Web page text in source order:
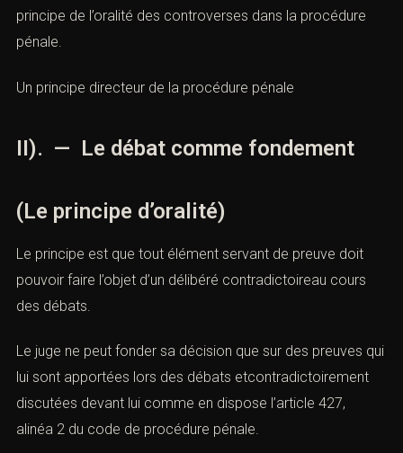
principe de l’oralité des controverses dans la procédure
pénale.
Un principe directeur de la procédure pénale
II). — Le débat comme fondement
(Le principe d’oralité)
Le principe est que tout élément servant de preuve doit
pouvoir faire l’objet d’un délibéré contradictoireau cours
des débats.
Le juge ne peut fonder sa décision que sur des preuves qui
lui sont apportées lors des débats etcontradictoirement
discutées devant lui comme en dispose l ’article 427,
alinéa 2 du code de procédure pénale.